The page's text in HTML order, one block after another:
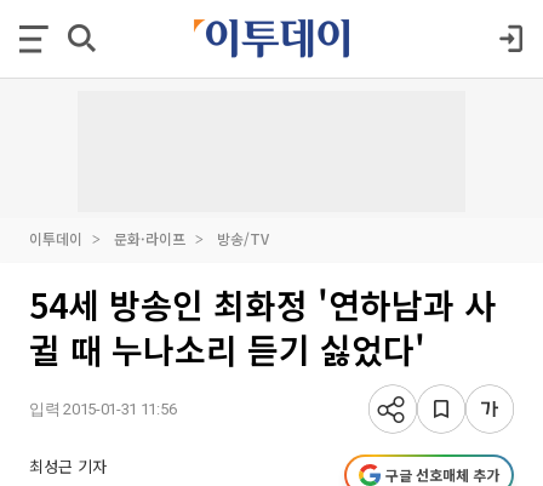
이투데이 문화·라이프 방송/TV
54세 방송인 최화정 '연하남과 사
귈 때 누나소리 듣기 싫었다'
입력 2015-01-31 11:56
최성근 기자 구글 선호매체 추가